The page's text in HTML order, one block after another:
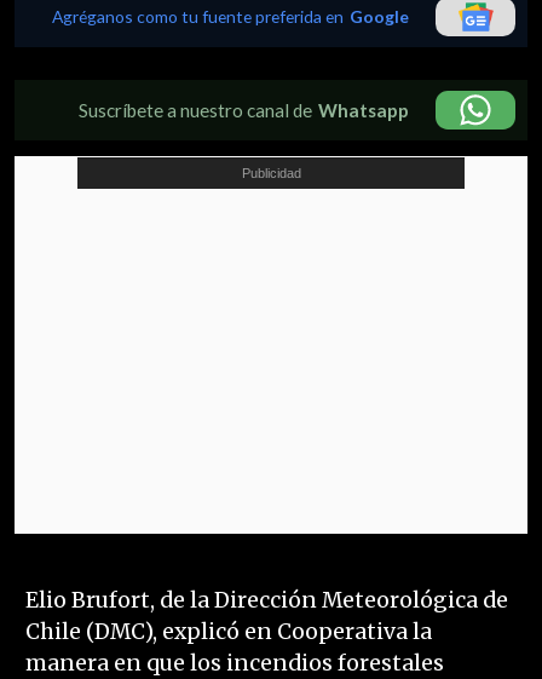
Agréganos como tu fuente preferida en Google
Suscríbete a nuestro canal de Whatsapp
Elio Brufort, de la Dirección Meteorológica de
Chile (DMC), explicó en Cooperativa la
manera en que los incendios forestales